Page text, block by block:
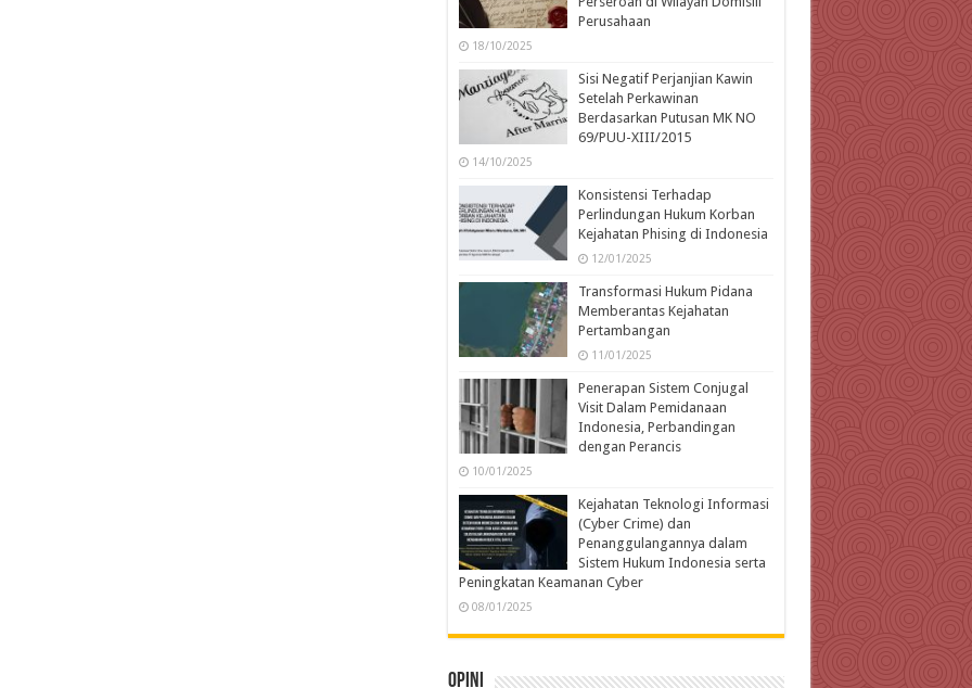
Perusahaan
18/10/2025
Sisi Negatif Perjanjian Kawin
Setelah Perkawinan
Berdasarkan Putusan MK NO
69/PUU-XIII/2015
14/10/2025
Konsistensi Terhadap
Perlindungan Hukum Korban
Kejahatan Phising di Indonesia
12/01/2025
Transformasi Hukum Pidana
Memberantas Kejahatan
Pertambangan
11/01/2025
Penerapan Sistem Conjugal
Visit Dalam Pemidanaan
Indonesia, Perbandingan
dengan Perancis
10/01/2025
Kejahatan Teknologi Informasi
(Cyber Crime) dan
Penanggulangannya dalam
Sistem Hukum Indonesia serta
Peningkatan Keamanan Cyber
08/01/2025
Opini